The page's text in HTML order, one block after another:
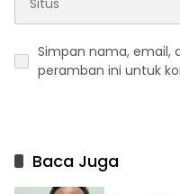
Simpan nama, email,
peramban ini untuk
Baca Juga